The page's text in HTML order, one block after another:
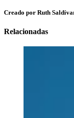
Creado por Ruth
Relacionadas